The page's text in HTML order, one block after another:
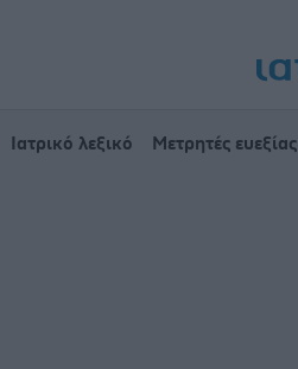
Ιατρικό λεξικό Μετρητές ευεξίας